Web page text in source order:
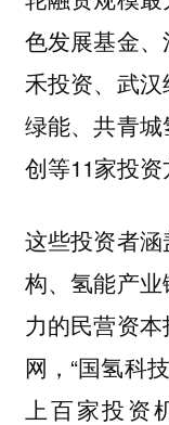
色发展基金
禾投资、武
绿能、共青
创等11家投资
这些投资者
构、氢能产
力的民营资
网，“国氢科
上百家投资